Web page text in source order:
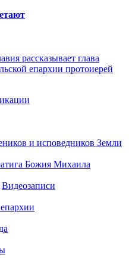
рассказывает глава
епархии протоиерей
Видеозаписи